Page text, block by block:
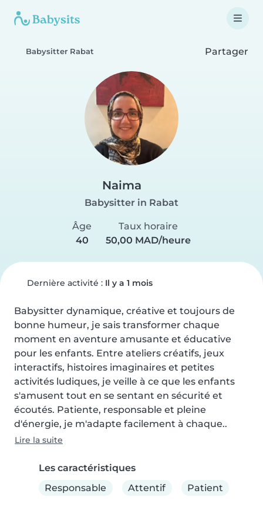
Babysitter Rabat Partager
Naima
Babysitter in Rabat
Âge
40
Taux horaire
50,00 MAD/heure
Dernière activité : Il y a 1 mois
Babysitter dynamique, créative et toujours de
bonne humeur, je sais transformer chaque
moment en aventure amusante et éducative
pour les enfants. Entre ateliers créatifs, jeux
interactifs, histoires imaginaires et petites
activités ludiques, je veille à ce que les enfants
s'amusent tout en se sentant en sécurité et
écoutés. Patiente, responsable et pleine
d'énergie, je m'adapte facilement à chaque..
Lire la suite
Les caractéristiques
Responsable
Attentif Patient